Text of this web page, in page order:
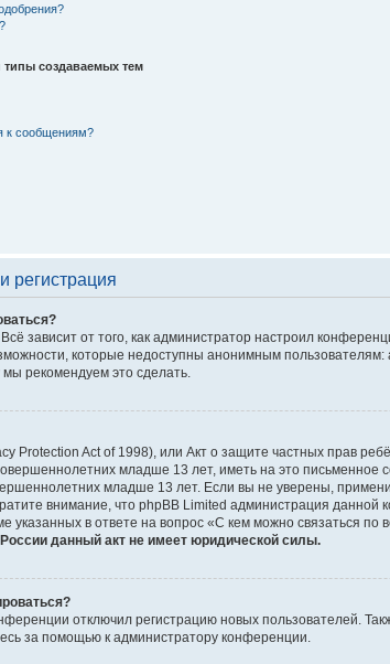
создаваемых тем
к сообщениям?
регистрация
зависит от того, как администратор настроил
которые недоступны анонимным
мы рекомендуем это сделать.
Protection Act of 1998), или Акт о защите частных прав
младше 13 лет, иметь на это письменное
младше 13 лет. Если вы не уверены,
внимание, что phpBB Limited администрация
указанных в ответе на вопрос «С кем можно связаться
данный акт не имеет юридической силы.
отключил регистрацию новых пользователей.
за помощью к администратору конференции.